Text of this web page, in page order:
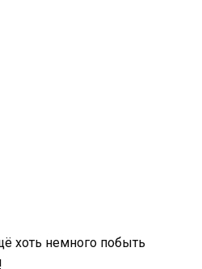
хоть немного побыть